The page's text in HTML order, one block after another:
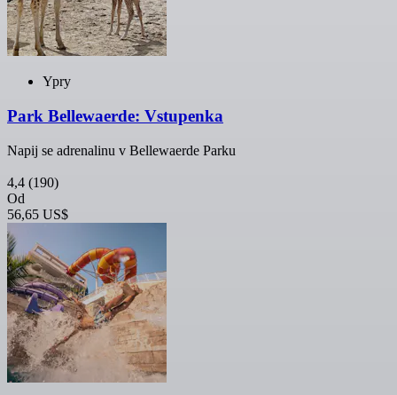
Ypry
Park Bellewaerde: Vstupenka
Napij se adrenalinu v Bellewaerde Parku
4,4 (190)
Od
56,65 US$